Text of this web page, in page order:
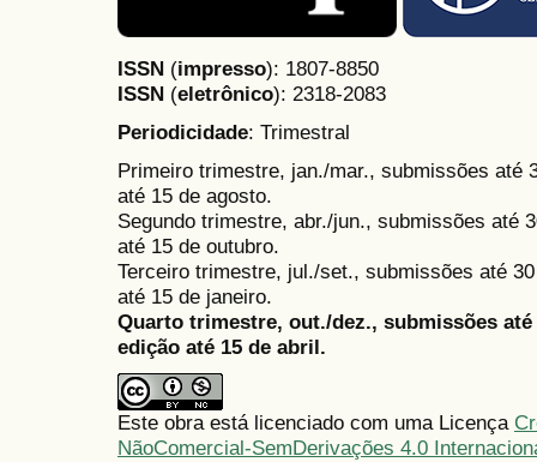
ISSN (impresso): 1807-8850
ISSN (eletrônico): 2318-2083
Periodicidade: Trimestral
Primeiro trimestre, jan./mar., submissões até
até 15 de agosto.
Segundo trimestre, abr./jun., submissões até
até 15 de outubro.
Terceiro trimestre, jul./set., submissões até
até 15 de janeiro.
Quarto trimestre, out./dez., submissões
edição até 15 de abril.
Este obra está licenciado com uma Licença
NãoComercial-SemDerivações 4.0